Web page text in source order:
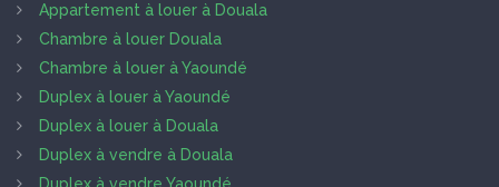
Appartement à louer à Douala
Chambre à louer Douala
Chambre à louer à Yaoundé
Duplex à louer à Yaoundé
Duplex à louer à Douala
Duplex à vendre à Douala
Duplex à vendre Yaoundé